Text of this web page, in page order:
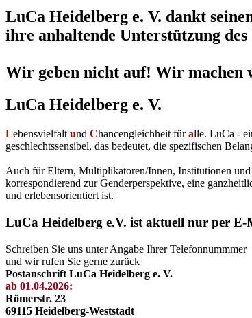
LuCa Heidelberg e. V. dankt
ihre anhaltende Unterstützung
Wir geben nicht auf! Wir machen
LuCa Heidelberg e. V.
Lebensvielfalt und Chancengleichheit füralle. LuCa -
geschlechtssensibel, das bedeutet, die spezifischen
Auch für Eltern, Multiplikatoren/Innen, Institutionen
korrespondierend zur Genderperspektive, eine
und erlebensorientiert ist.
LuCa Heidelberg e.V. ist aktuell nur per
Schreiben Sie uns unter Angabe Ihrer Telefonnummmer
und wir rufen Sie gerne zurück
Postanschrift LuCa Heidelberg e. V.
ab 01.04.2026:
Römerstr. 23
69115 Heidelberg-Weststadt